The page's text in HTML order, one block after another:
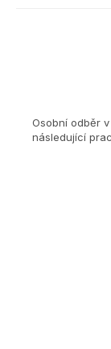
Osobní odběr
následující